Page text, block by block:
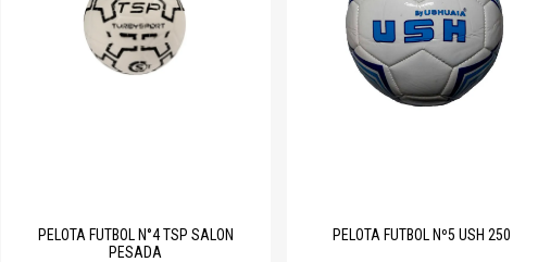
PELOTA FUTBOL N°4 TSP SALON
PESADA
PELOTA FUTBOL Nº5 USH 250